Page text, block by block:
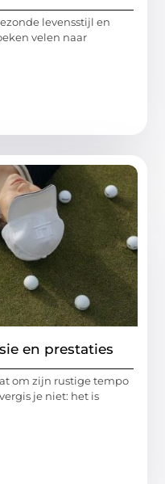
levensstijl en
velen naar
en prestaties
om zijn rustige tempo
je niet: het is